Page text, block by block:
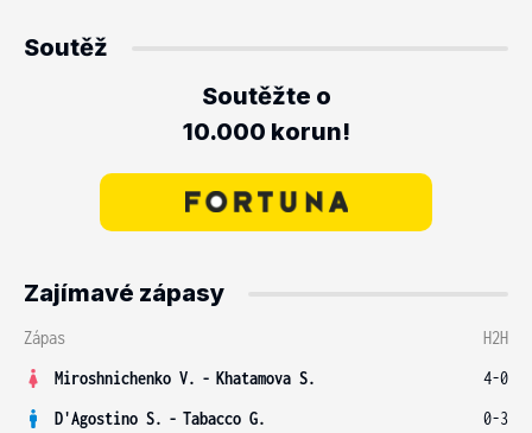
Soutěž
Soutěžte o
10.000 korun!
Zajímavé zápasy
Zápas
H2H
Miroshnichenko V. - Khatamova S.
4-0
D'Agostino S. - Tabacco G.
0-3